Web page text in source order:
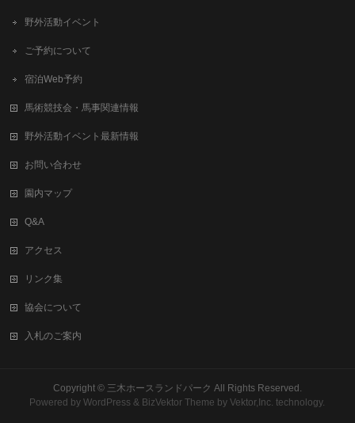
野外活動イベント
ご予約について
宿泊Web予約
馬術競技会・馬事関連情報
野外活動イベント最新情報
お問い合わせ
園内マップ
Q&A
アクセス
リンク集
協会について
入札のご案内
Copyright © 三木ホースランドパーク All Rights Reserved.
Powered byWordPress & BizVektor Theme byVektor,Inc. technology.